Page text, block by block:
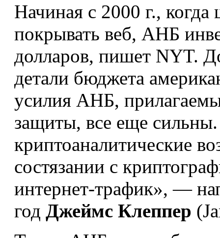
Начиная с 2000 г.,
покрывать веб, АНБ
долларов, пишет NYT.
детали бюджета
усилия АНБ,
защиты, все еще
криптоаналитические
состязании с
интернет-трафик», —
год Джеймс Клеппер